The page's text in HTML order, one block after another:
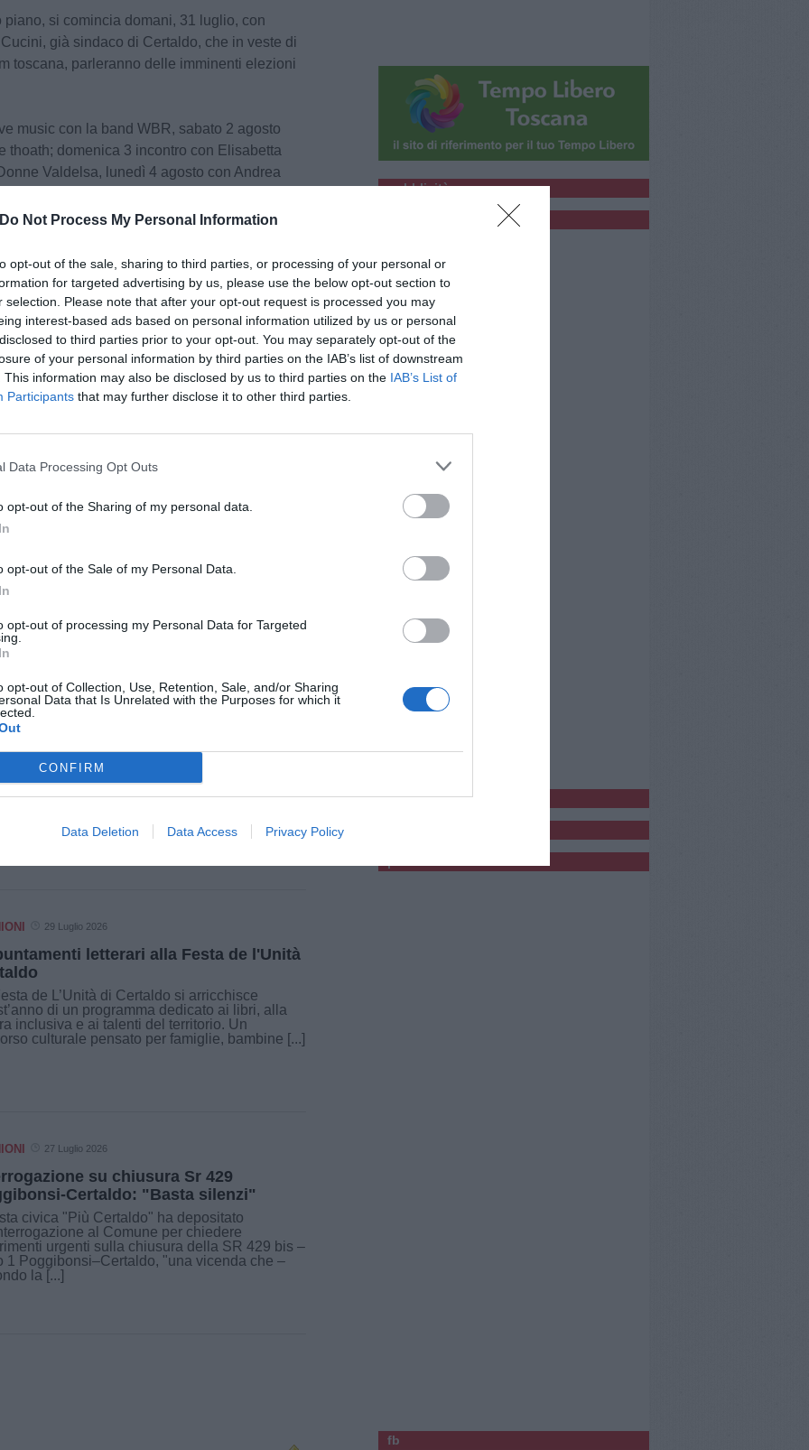
Do Not Process My Personal Information
opt-out of the sale, sharing to third parties, or processing of your personal or
for targeted advertising by us, please use the below opt-out section to
selection. Please note that after your opt-out request is processed you may
interest-based ads based on personal information utilized by us or personal
to third parties prior to your opt-out. You may separately opt-out of the
of your personal information by third parties on the IAB’s list of downstream
This information may also be disclosed by us to third parties on the IAB’s List of
Participants that may further disclose it to other third parties.
Data Processing Opt Outs
opt-out of the Sharing of my personal data.
opt-out of the Sale of my Personal Data.
opt-out of processing my Personal Data for Targeted
opt-out of Collection, Use, Retention, Sale, and/or Sharing
Data that Is Unrelated with the Purposes for which it
CONFIRM
Data Deletion Data Access Privacy Policy
si comincia domani, 31 luglio, con
già sindaco di Certaldo, che in veste di
toscana, parleranno delle imminenti elezioni
music con la band WBR, sabato 2 agosto
thoath; domenica 3 incontro con Elisabetta
Valdelsa, lunedì 4 agosto con Andrea
Consiglio regionale della Liguria, già Ministro
“Reindustrializzazione-L’Italia e l’Europa”,
Dario Parrini parlerà della riforma della
sarà presente il presidente della Regione
con gli Ortolani coraggiosi, mentre
dei fitofarmaci nel nostro territorio con
e Athos-Anpi, sabato 9 Lorenzo Pacini,
interverrà sul tema “Tax the rich”, mentre
10 agosto, sarà protagonista
Lamma, per parlare della convivenza con
bar, pizzeria e ristorante sulla terrazza, per
942 6019, E-mail: info@pdcertaldo.it
2026
nasce il circolo dei Giovani
Margherita Giannini eletta
del circolo dei Giovani Democratici di [...]
29 Luglio 2026
letterari alla Festa de l'Unità
de L’Unità di Certaldo si arricchisce
di un programma dedicato ai libri, alla
inclusiva e ai talenti del territorio. Un
culturale pensato per famiglie, bambine [...]
27 Luglio 2026
su chiusura Sr 429
Certaldo: "Basta silenzi"
civica "Più Certaldo" ha depositato
al Comune per chiedere
urgenti sulla chiusura della SR 429 bis –
1 Poggibonsi–Certaldo, "una vicenda che –
la [...]
pubblicità
pubblicitàCl
fb